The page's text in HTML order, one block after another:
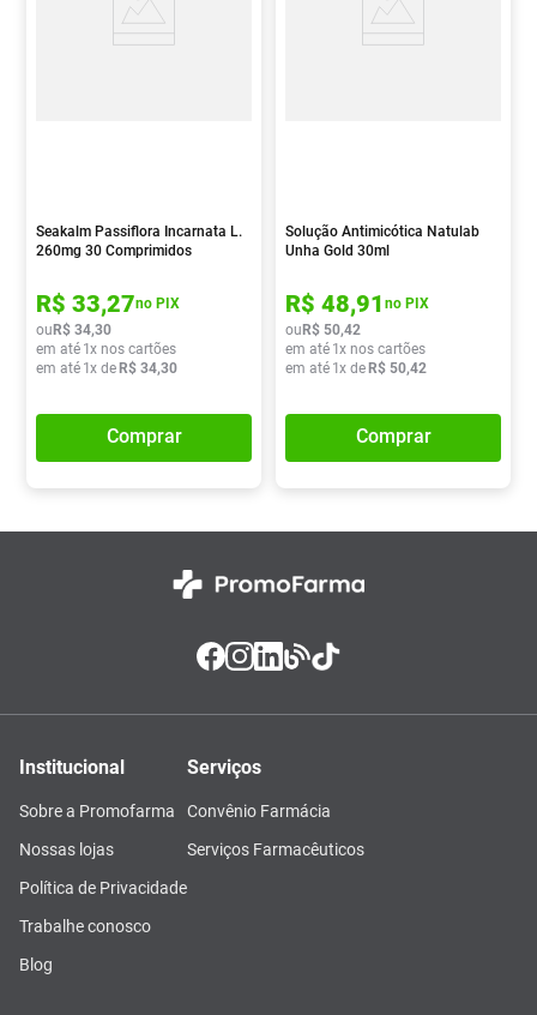
Seakalm Passiflora Incarnata L.
260mg 30 Comprimidos
R$ 33,27no PIX
ouR$ 34,30
em até 1x nos cartões
em até 1x deR$ 34,30
Comprar
Solução Antimicótica Natulab
Unha Gold 30ml
R$ 48,91 no PIX
ouR$ 50,42
em até 1x nos cartões
em até 1x deR$ 50,42
Comprar
Institucional
Sobre a Promofarma
Nossas lojas
Política de Privacidade
Trabalhe conosco
Blog
Serviços
Convênio Farmácia
Serviços Farmacêuticos